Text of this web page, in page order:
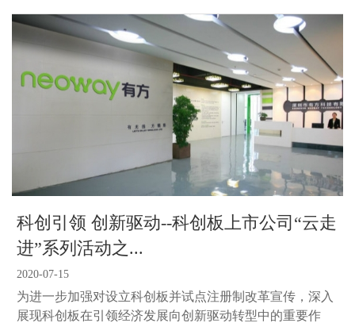
科创引领 创新驱动--科创板上市公司“云走
进”系列活动之...
2020-07-15
为进一步加强对设立科创板并试点注册制改革宣传，深入
展现科创板在引领经济发展向创新驱动转型中的重要作